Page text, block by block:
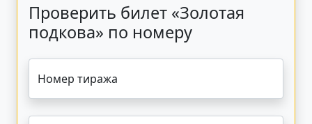
Проверить билет «Золотая
подкова» по номеру
Номер тиража